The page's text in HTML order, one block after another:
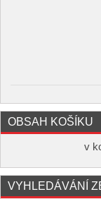
OBSAH KOŠÍKU
v
VYHLEDÁVÁNÍ